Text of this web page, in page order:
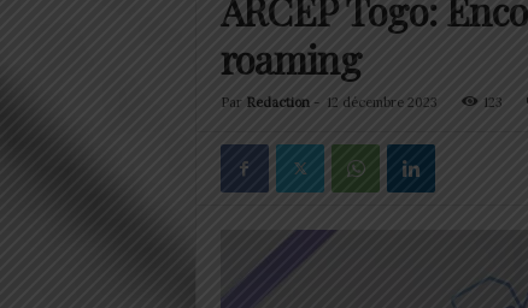
roaming
Par Redaction- 12 décembre 2023 123